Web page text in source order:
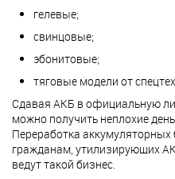
гелевые;
свинцовые;
эбонитовые;
тяговые модели от
Сдавая АКБ в официальную
можно получить неплохие
Переработка
гражданам, утилизирующих
ведут такой бизнес.